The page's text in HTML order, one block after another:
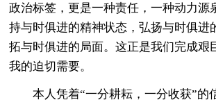
政治标签，更是一种责任，一种动力源
持与时俱进的精神状态，弘扬与时俱进
拓与时俱进的局面。这正是我们完成艰
我的迫切需要。
本人凭着“一分耕耘，一分收获”的